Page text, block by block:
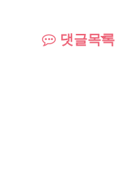
댓글목록